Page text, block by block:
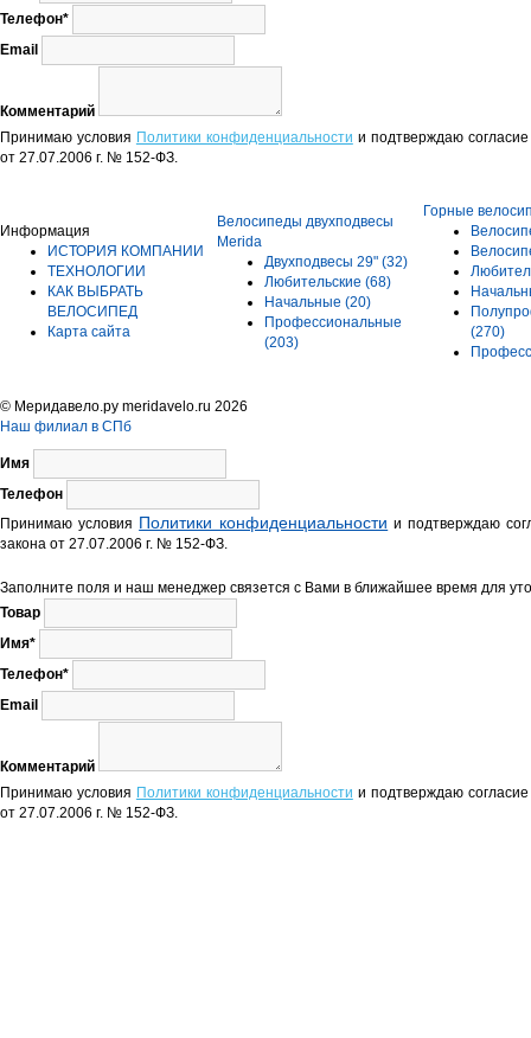
Телефон*
Email
Комментарий
Принимаю условия Политики конфиденциальности и подтверждаю
от 27.07.2006 г. № 152-ФЗ.
Информация
ИСТОРИЯ КОМПАНИИ
ТЕХНОЛОГИИ
КАК ВЫБРАТЬ
ВЕЛОСИПЕД
Карта сайта
Велосипеды двухподвесы
Merida
Двухподвесы 29" (32)
Любительские (68)
Начальные (20)
Профессиональные
(203)
Горные
(270)
© Меридавело.ру meridavelo.ru 2026
Наш филиал в СПб
Имя
Телефон
Принимаю условия Политики конфиденциальности и подтверждаю
закона от 27.07.2006 г. № 152-ФЗ.
Заполните поля и наш менеджер связется с Вами в ближайшее время для
Товар
Имя*
Телефон*
Email
Комментарий
Принимаю условия Политики конфиденциальности и подтверждаю
от 27.07.2006 г. № 152-ФЗ.